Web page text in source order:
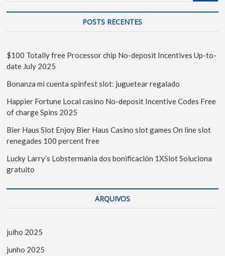
POSTS RECENTES
$100 Totally free Processor chip No-deposit Incentives Up-to-
date July 2025
Bonanza mi cuenta spinfest slot: juguetear regalado
Happier Fortune Local casino No-deposit Incentive Codes Free
of charge Spins 2025
Bier Haus Slot Enjoy Bier Haus Casino slot games On line slot
renegades 100 percent free
Lucky Larry’s Lobstermania dos bonificación 1XSlot Soluciona
gratuito
ARQUIVOS
julho 2025
junho 2025